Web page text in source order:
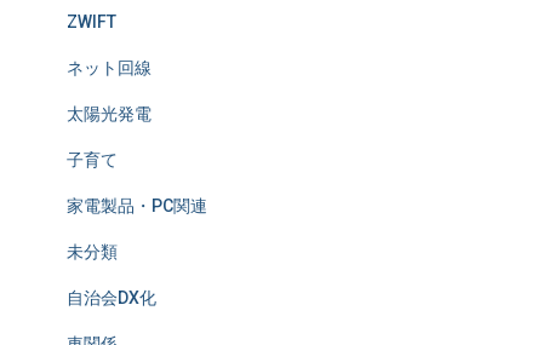
ZWIFT
ネット回線
太陽光発電
子育て
家電製品・PC関連
未分類
自治会DX化